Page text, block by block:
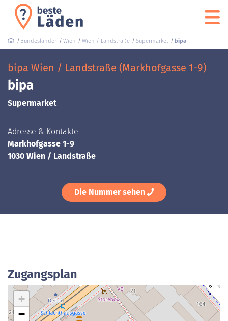
Bundesländer Wien Wien / Landstraße Supermarket bipa
bipa Wien / Landstraße (Markhofgasse 1-9)
bipa
Supermarket
Adresse & Kontakte
Markhofgasse 1-9
1030 Wien / Landstraße
Die Nummer sehen
Zugangsplan
+
−